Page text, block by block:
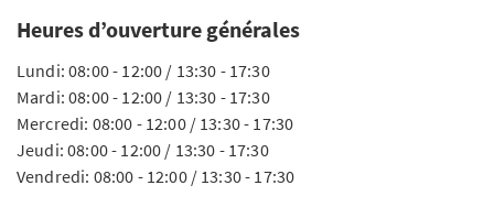
Heures d’ouverture générales
Lundi: 08:00 - 12:00 / 13:30 - 17:30
Mardi: 08:00 - 12:00 / 13:30 - 17:30
Mercredi: 08:00 - 12:00 / 13:30 - 17:30
Jeudi: 08:00 - 12:00 / 13:30 - 17:30
Vendredi: 08:00 - 12:00 / 13:30 - 17:30